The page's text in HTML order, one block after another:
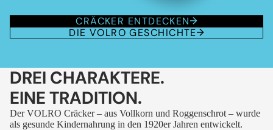
CRÄCKER ENTDECKEN
DIE VOLRO GESCHICHTE
DREI CHARAKTERE.
EINE TRADITION.
Der VOLRO Cräcker – aus Vollkorn und Roggenschrot – wurde
als gesunde Kindernahrung in den 1920er Jahren entwickelt.